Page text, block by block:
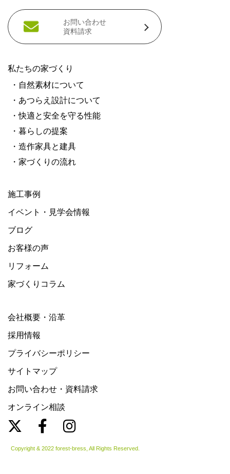
お問い合わせ
資料請求
私たちの家づくり
・自然素材について
・あつらえ設計について
・快適と安全を守る性能
・暮らしの提案
・造作家具と建具
・家づくりの流れ
施工事例
イベント・見学会情報
ブログ
お客様の声
リフォーム
家づくりコラム
会社概要・沿革
採用情報
プライバシーポリシー
サイトマップ
お問い合わせ・資料請求
オンライン相談
Copyright & 2022 forest-bress, All Rights Reserved.